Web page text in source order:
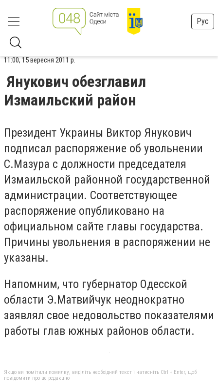
Рус
11:00, 15 вересня 2011 р.
Янукович обезглавил
Измаильский район
Президент Украины Виктор Янукович
подписал распоряжение об увольнении
С.Мазура с должности председателя
Измаильской районной государственной
администрации. Соответствующее
распоряжение опубликовано на
официальном сайте главы государства.
Причины увольнения в распоряжении не
указаны.
Напомним, что губернатор Одесской
области Э.Матвийчук неоднократно
заявлял свое недовольство показателями
работы глав южных районов области.
Якщо ви помітили помилку, виділіть необхідний текст і натисніть Ctrl + Enter, щоб
повідомити про це редакцію